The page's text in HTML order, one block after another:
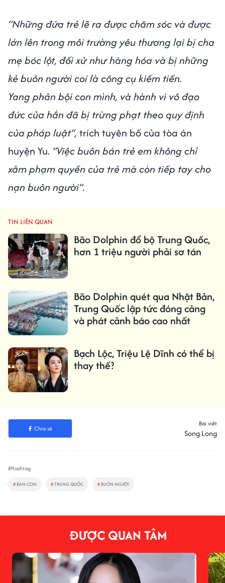
“Những đứa trẻ lẽ ra được chăm sóc và được
lớn lên trong môi trường yêu thương lại bị cha
mẹ bóc lột, đối xử như hàng hóa và bị những
kẻ buôn người coi là công cụ kiếm tiền.
Yang phản bội con mình, và hành vi vô đạo
đức của hắn đã bị trừng phạt theo quy định
của pháp luật”, trích tuyên bố của tòa án
huyện Yu. “Việc buôn bán trẻ em không chỉ
xâm phạm quyền của trẻ mà còn tiếp tay cho
nạn buôn người”.
TIN LIÊN QUAN
Bão Dolphin đổ bộ Trung Quốc,
hơn 1 triệu người phải sơ tán
Bão Dolphin quét qua Nhật Bản,
Trung Quốc lập tức đóng cảng
và phát cảnh báo cao nhất
Bạch Lộc, Triệu Lệ Dĩnh có thể bị
thay thế?
Chia sẻ
Bài viết
Song Long
#Hashtag
# BÁN CON #TRUNG QUỐC # BUÔN NGƯỜI
ĐƯỢC QUAN TÂM